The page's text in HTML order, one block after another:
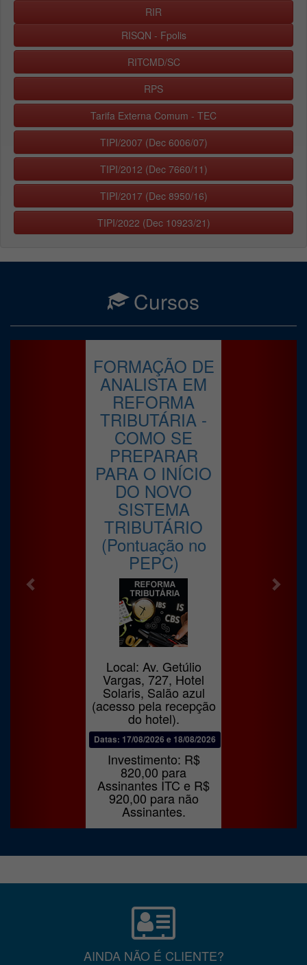
RIR
RISQN - Fpolis
RITCMD/SC
RPS
Tarifa Externa Comum - TEC
TIPI/2007 (Dec 6006/07)
TIPI/2012 (Dec 7660/11)
TIPI/2017 (Dec 8950/16)
TIPI/2022 (Dec 10923/21)
Cursos
FORMAÇÃO DE
ANALISTA EM
REFORMA
TRIBUTÁRIA -
COMO SE
PREPARAR
PARA O INÍCIO
DO NOVO
SISTEMA
TRIBUTÁRIO
(Pontuação no
PEPC)
Local: Av. Getúlio
Vargas, 727, Hotel
Solaris, Salão azul
(acesso pela recepção
do hotel).
Datas: 17/08/2026 e 18/08/2026
Investimento: R$
820,00 para
Assinantes ITC e R$
920,00 para não
Assinantes.
AINDA NÃO É CLIENTE?